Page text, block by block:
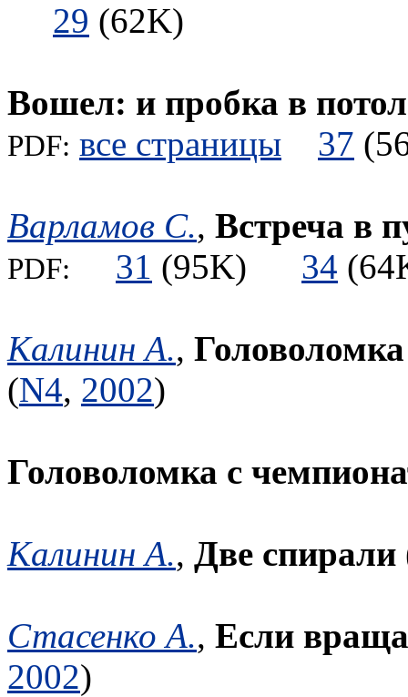
29 (62K)
Вошел: и пробка в
PDF: все страницы 37
Варламов С., Встреча в
PDF: 31 (95K) 34
Калинин А.,
(N4, 2002)
Головоломка с
Калинин А., Две спирали
Стасенко А., Если
2002)